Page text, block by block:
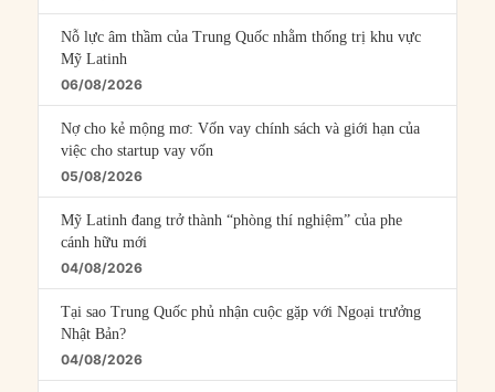
Nỗ lực âm thầm của Trung Quốc nhằm thống trị khu vực
Mỹ Latinh
06/08/2026
Nợ cho kẻ mộng mơ: Vốn vay chính sách và giới hạn của
việc cho startup vay vốn
05/08/2026
Mỹ Latinh đang trở thành “phòng thí nghiệm” của phe
cánh hữu mới
04/08/2026
Tại sao Trung Quốc phủ nhận cuộc gặp với Ngoại trưởng
Nhật Bản?
04/08/2026